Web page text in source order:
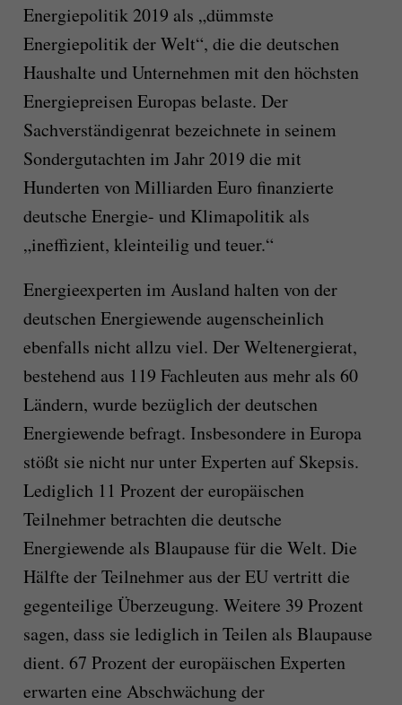
Energiepolitik 2019 als „dümmste
Energiepolitik der Welt“, die die deutschen
Haushalte und Unternehmen mit den höchsten
Energiepreisen Europas belaste. Der
Sachverständigenrat bezeichnete in seinem
Sondergutachten im Jahr 2019 die mit
Hunderten von Milliarden Euro finanzierte
deutsche Energie- und Klimapolitik als
„ineffizient, kleinteilig und teuer.“
Energieexperten im Ausland halten von der
deutschen Energiewende augenscheinlich
ebenfalls nicht allzu viel. Der Weltenergierat,
bestehend aus 119 Fachleuten aus mehr als 60
Ländern, wurde bezüglich der deutschen
Energiewende befragt. Insbesondere in Europa
stößt sie nicht nur unter Experten auf Skepsis.
Lediglich 11 Prozent der europäischen
Teilnehmer betrachten die deutsche
Energiewende als Blaupause für die Welt. Die
Hälfte der Teilnehmer aus der EU vertritt die
gegenteilige Überzeugung. Weitere 39 Prozent
sagen, dass sie lediglich in Teilen als Blaupause
dient. 67 Prozent der europäischen Experten
erwarten eine Abschwächung der